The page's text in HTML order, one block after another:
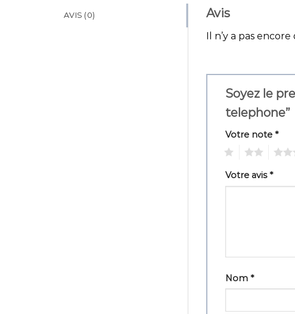
AVIS (0) Avis
Il n’y a pas encore
Soyez le
telephone”
Votre note *
Votre avis*
Nom *